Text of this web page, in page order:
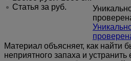
Статья за руб.
Материал объясняет, как найти
неприятного запаха и устранить